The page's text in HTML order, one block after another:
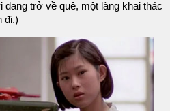
trở về quê, một làng khai thác
đi.)